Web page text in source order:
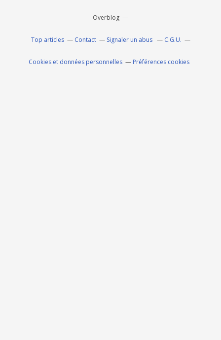
Overblog
Top articles Contact Signaler un abus C.G.U.
Cookies et données personnelles Préférences cookies